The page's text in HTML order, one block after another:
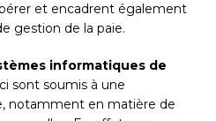
et encadrent également
gestion de la paie.
informatiques de
sont soumis à une
notamment en matière de